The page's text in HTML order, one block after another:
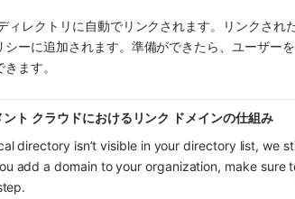
ィレクトリに自動でリンクされます。リンクさ
シーに追加されます。準備ができたら、ユーザー
ます。
ト クラウドにおけるリンク ドメインの仕組み
directory isn’t visible in your directory list, we
add a domain to your organization, make sure